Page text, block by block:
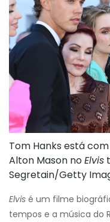
Tom Hanks está
Alton Mason noElvis
Segretain/Getty
Elvis é um filme
tempos e a música do